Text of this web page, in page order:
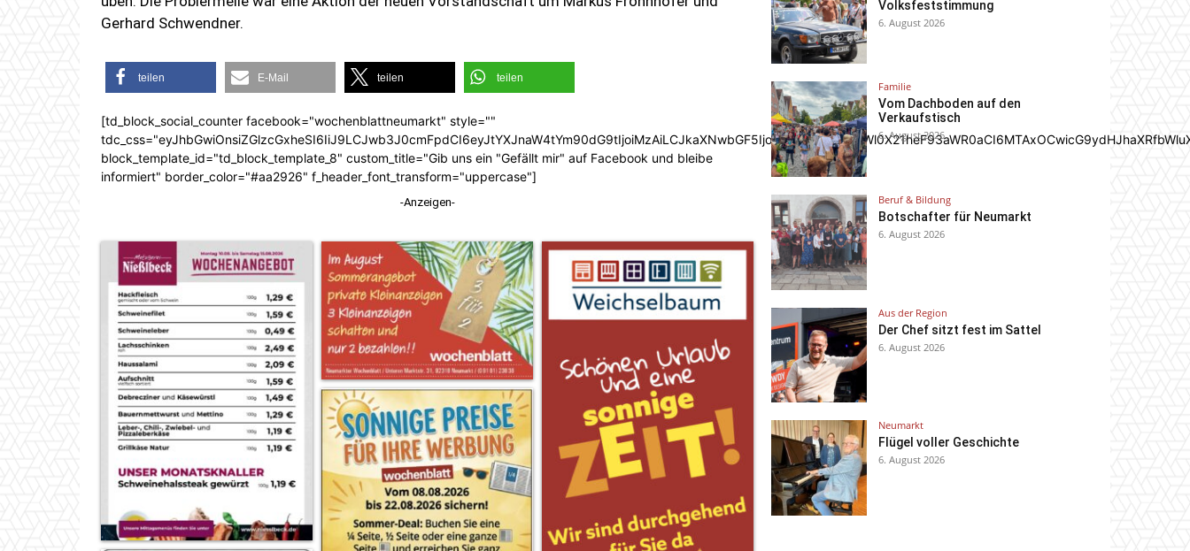
Gerhard Schwendner.
teilen E-Mail teilen teilen
[td_block_social_counter facebook="wochenblattneumarkt" style=""
block_template_id="td_block_template_8" custom_title="Gib uns ein "Gefällt mir" auf Facebook und bleibe
informiert" border_color="#aa2926" f_header_font_transform="uppercase"]
-Anzeigen-
Volksfeststimmung
6. August 2026
Familie
Vom Dachboden auf den
Verkaufstisch
6. August 2026
Beruf & Bildung
Botschafter für Neumarkt
6. August 2026
Aus der Region
Der Chef sitzt fest im Sattel
6. August 2026
Neumarkt
Flügel voller Geschichte
6. August 2026